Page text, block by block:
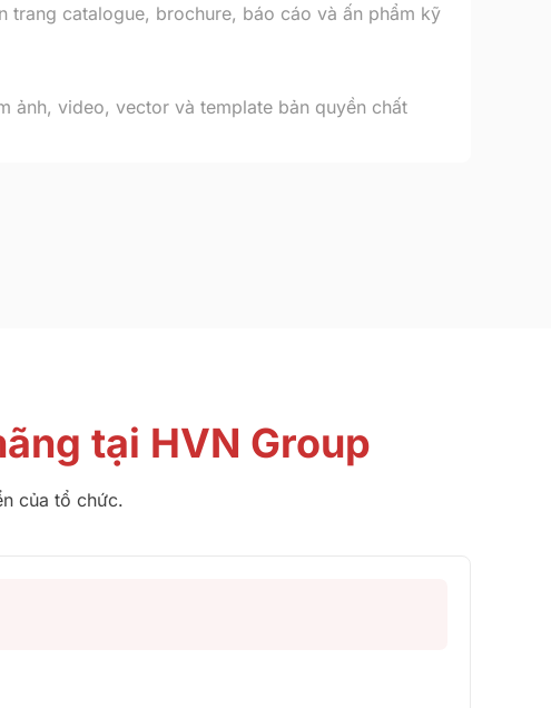
trang catalogue, brochure, báo cáo và ấn phẩm kỹ
ảnh, video, vector và template bản quyền chất
tại HVN Group
của tổ chức.